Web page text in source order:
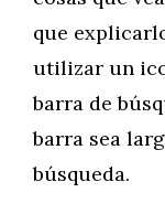
que
utilizar un
barra de
barra sea
búsqueda.